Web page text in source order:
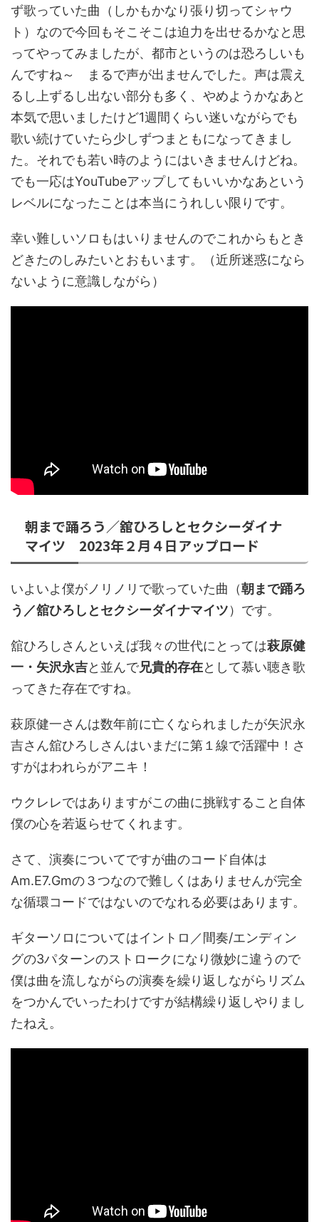
ず歌っていた曲（しかもかなり張り切ってシャウ
ト）なので今回もそこそこは迫力を出せるかなと思
ってやってみましたが、都市というのは恐ろしいも
んですね～ まるで声が出ませんでした。声は震え
るし上ずるし出ない部分も多く、やめようかなあと
本気で思いましたけど1週間くらい迷いながらでも
歌い続けていたら少しずつまともになってきまし
た。それでも若い時のようにはいきませんけどね。
でも一応はYouTubeアップしてもいいかなあという
レベルになったことは本当にうれしい限りです。
幸い難しいソロもはいりませんのでこれからもとき
どきたのしみたいとおもいます。（近所迷惑になら
ないように意識しながら）
朝まで踊ろう／舘ひろしとセクシーダイナ
マイツ 2023年２月４日アップロード
いよいよ僕がノリノリで歌っていた曲（朝まで踊ろ
う／舘ひろしとセクシーダイナマイツ）です。
舘ひろしさんといえば我々の世代にとっては萩原健
一・矢沢永吉と並んで兄貴的存在として慕い聴き歌
ってきた存在ですね。
萩原健一さんは数年前に亡くなられましたが矢沢永
吉さん舘ひろしさんはいまだに第１線で活躍中！さ
すがはわれらがアニキ！
ウクレレではありますがこの曲に挑戦すること自体
僕の心を若返らせてくれます。
さて、演奏についてですが曲のコード自体は
Am.E7.Gmの３つなので難しくはありませんが完全
な循環コードではないのでなれる必要はあります。
ギターソロについてはイントロ／間奏/エンディン
グの3パターンのストロークになり微妙に違うので
僕は曲を流しながらの演奏を繰り返しながらリズム
をつかんでいったわけですが結構繰り返しやりまし
たねえ。